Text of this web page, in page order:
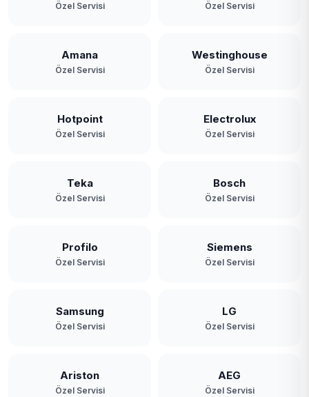
Özel Servisi Özel Servisi
Amana
Özel Servisi
Westinghouse
Özel Servisi
Hotpoint
Özel Servisi
Electrolux
Özel Servisi
Teka
Özel Servisi
Bosch
Özel Servisi
Profilo
Özel Servisi
Siemens
Özel Servisi
Samsung
Özel Servisi
LG
Özel Servisi
Ariston
Özel Servisi
AEG
Özel Servisi